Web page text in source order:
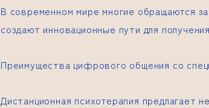
В современном мире многие обращаются
создают инновационные пути для
Преимущества цифрового общения со
Дистанционная психотерапия предлагает